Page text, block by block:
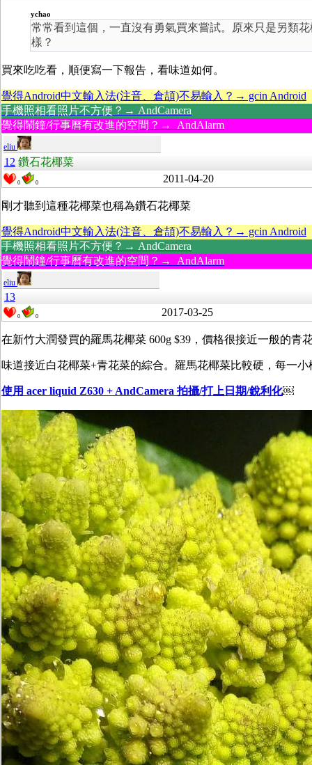
ychao
常常看到這個，一直沒有勇氣買來嘗試。原來只是另類
樣？
買來吃吃看，順便寫一下報告，看味道如何。
覺得Android中文輸入法(注音、倉頡)不易輸入？→ gcin Android
手機照相看照片不方便？→ AndCamera
覺得鬧鐘/行事曆有改進的空間？→ AndAlarm
eliu
12 鑽石花椰菜
0 0 2011-04-20
剛才聽到這種花椰菜也稱為鑽石花椰菜
覺得Android中文輸入法(注音、倉頡)不易輸入？→ gcin Android
手機照相看照片不方便？→ AndCamera
覺得鬧鐘/行事曆有改進的空間？→ AndAlarm
eliu
13
0 0 2017-03-25
在新竹大潤發買的羅馬花椰菜 600g $39，價格很接近一般的青
味道接近白花椰菜+青花菜的綜合。羅馬花椰菜比較硬，每一
使用 acer liquid Z630 + AndCamera 拍攝/打上日期/銳利化￼